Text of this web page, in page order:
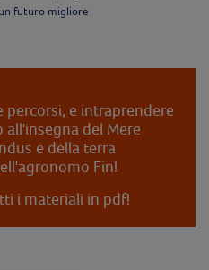
futuro migliore
percorsi, e intraprendere
del Mere
e della terra
Fin!
i materiali in pdf!